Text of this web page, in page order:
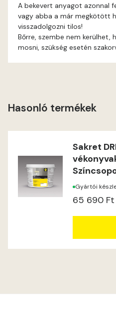
A bekevert anyagot azonnal
vagy abba a már megkötött
visszadolgozni tilos!
Bőrre, szembe nem kerülhet,
mosni, szükség esetén
Hasonló termékek
Sakret
Gyártói
65 690 Ft